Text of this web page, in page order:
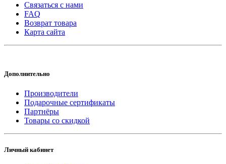
Связаться с нами
FAQ
Возврат товара
Карта сайта
Дополнительно
Производители
Подарочные сертификаты
Партнёры
Товары со скидкой
Личный кабинет